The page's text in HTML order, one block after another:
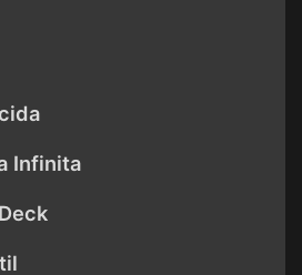
Infinita